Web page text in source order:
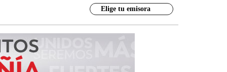
Elige tu emisora